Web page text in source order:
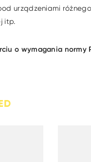
urządzeniami
itp.
o wymagania normy